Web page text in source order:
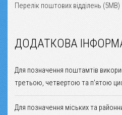
Перелік поштових відділень (5MB)
ДОДАТКОВА
Для позначення поштамтів
третьою, четвертою та п'ятою
Для позначення міських та